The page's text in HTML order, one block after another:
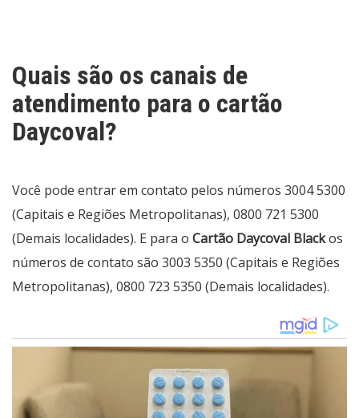
Quais são os canais de
atendimento para o cartão
Daycoval?
Você pode entrar em contato pelos números 3004 5300
(Capitais e Regiões Metropolitanas), 0800 721 5300
(Demais localidades). E para o Cartão Daycoval Blackos
números de contato são 3003 5350 (Capitais e Regiões
Metropolitanas), 0800 723 5350 (Demais localidades).